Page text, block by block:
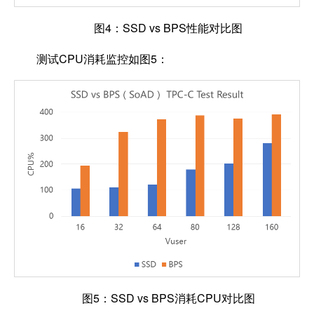
图4：SSD vs BPS性能对比图
测试CPU消耗监控如图5：
图5：SSD vs BPS消耗CPU对比图